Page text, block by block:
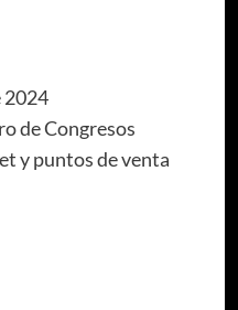
2024
de Congresos
y puntos de venta